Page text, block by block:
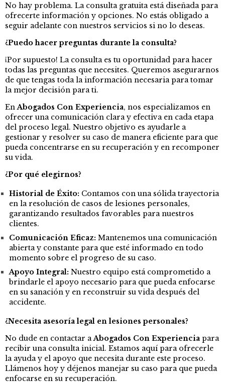
No hay problema. La consulta gratuita está diseñada para
ofrecerte información y opciones. No estás obligado a
seguir adelante con nuestros servicios si no lo deseas.
¿Puedo hacer preguntas durante la consulta?
¡Por supuesto! La consulta es tu oportunidad para hacer
todas las preguntas que necesites. Queremos asegurarnos
de que tengas toda la información necesaria para tomar
la mejor decisión para ti.
En Abogados Con Experiencia, nos especializamos en
ofrecer una comunicación clara y efectiva en cada etapa
del proceso legal. Nuestro objetivo es ayudarle a
gestionar y resolver su caso de manera eficiente para que
pueda concentrarse en su recuperación y en recomponer
su vida.
¿Por qué elegirnos?
Historial de Éxito: Contamos con una sólida trayectoria
en la resolución de casos de lesiones personales,
garantizando resultados favorables para nuestros
clientes.
Comunicación Eficaz: Mantenemos una comunicación
abierta y constante para que esté informado en todo
momento sobre el progreso de su caso.
Apoyo Integral: Nuestro equipo está comprometido a
brindarle el apoyo necesario para que pueda enfocarse
en su sanación y en reconstruir su vida después del
accidente.
¿Necesita asesoría legal en lesiones personales?
No dude en contactar a Abogados Con Experiencia para
recibir una consulta inicial. Estamos aquí para ofrecerle
la ayuda y el apoyo que necesita durante este proceso.
Llámenos hoy y déjenos manejar su caso para que pueda
enfocarse en su recuperación.